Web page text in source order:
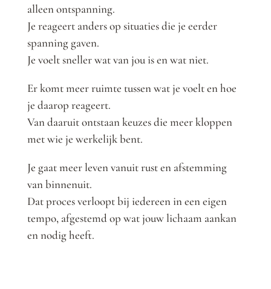
alleen ontspanning.
Je reageert anders op situaties die je eerder
spanning gaven.
Je voelt sneller wat van jou is en wat niet.
Er komt meer ruimte tussen wat je voelt en hoe
je daarop reageert.
Van daaruit ontstaan keuzes die meer kloppen
met wie je werkelijk bent.
Je gaat meer leven vanuit rust en afstemming
van binnenuit.
Dat proces verloopt bij iedereen in een eigen
tempo, afgestemd op wat jouw lichaam aankan
en nodig heeft.